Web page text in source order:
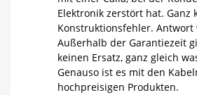
Elektronik zerstört hat. Ganz
Konstruktionsfehler. Antwort
Außerhalb der Garantiezeit
keinen Ersatz, ganz gleich
Genauso ist es mit den
hochpreisigen Produkten.